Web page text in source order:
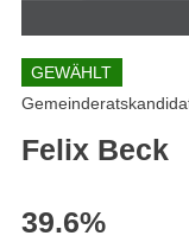
GEWÄHLT
Felix Beck
39.6%